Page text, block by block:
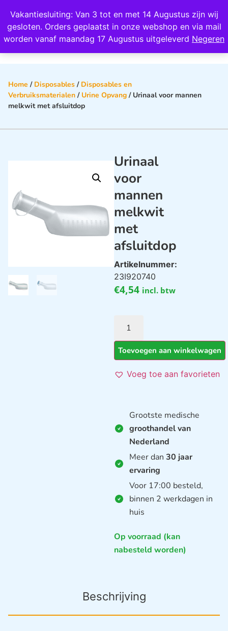
Vakantiesluiting: Van 3 tot en met 14 Augustus zijn wij
gesloten. Orders geplaatst in onze webshop en via mail
worden vanaf maandag 17 Augustus uitgeleverd Negeren
Wij scoren een 4,8 op Google
Home / Disposables / Disposables en
Verbruiksmaterialen / Urine Opvang / Urinaal voor mannen
melkwit met afsluitdop
Urinaal
voor
mannen
melkwit
met
afsluitdop
Artikelnummer:
23I920740
€4,54 incl. btw
Toevoegen aan winkelwagen
Voeg toe aan favorieten
Grootste medische
groothandel van
Nederland
Meer dan 30 jaar
ervaring
Voor 17:00 besteld,
binnen 2 werkdagen in
huis
Op voorraad (kan
nabesteld worden)
Beschrijving